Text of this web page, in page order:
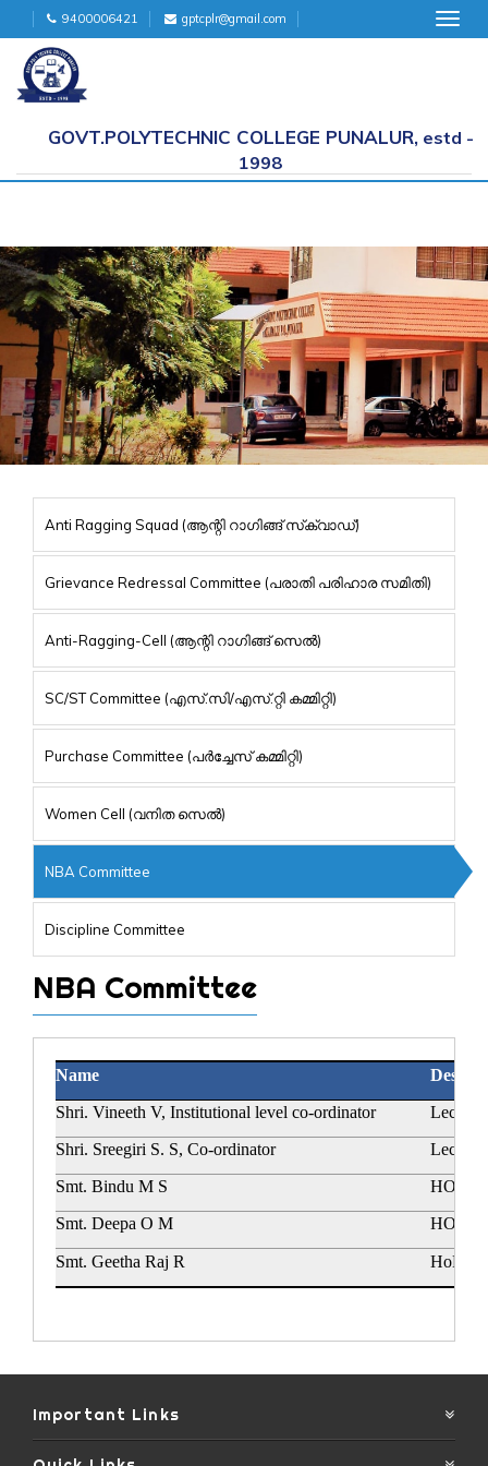
9400006421 gptcplr@gmail.com
GOVT.POLYTECHNIC COLLEGE PUNALUR, estd -
1998
Anti Ragging Squad (ആന്റി റാഗിങ്ങ് സ്‌ക്വാഡ്)
Grievance Redressal Committee (പരാതി പരിഹാര സമിതി)
Anti-Ragging-Cell (ആന്റി റാഗിങ്ങ് സെൽ)
SC/ST Committee (എസ്.സി/എസ്.റ്റി കമ്മിറ്റി)
Purchase Committee (പർച്ചേസ് കമ്മിറ്റി)
Women Cell (വനിത സെൽ)
NBA Committee
Discipline Committee
NBA Committee
Name
Shri. Vineeth V, Institutional level co-ordinator
Shri. Sreegiri S. S, Co-ordinator
Smt. Bindu M S
HOD in
Smt. Deepa O M
HOD
Smt. Geetha Raj R HoD (i/
Important Links